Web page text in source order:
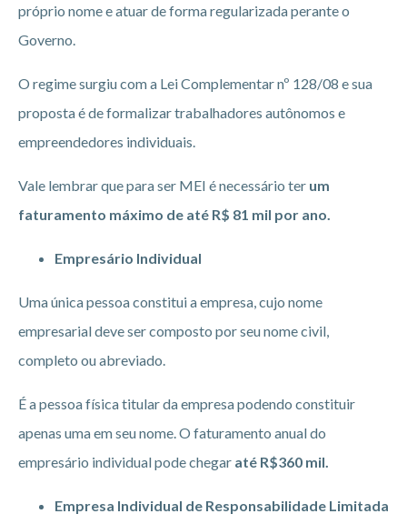
próprio nome e atuar de forma regularizada perante o
Governo.
O regime surgiu com a Lei Complementar nº 128/08 e sua
proposta é de formalizar trabalhadores autônomos e
empreendedores individuais.
Vale lembrar que para ser MEI é necessário ter um
faturamento máximo de até R$ 81 mil por ano.
Empresário Individual
Uma única pessoa constitui a empresa, cujo nome
empresarial deve ser composto por seu nome civil,
completo ou abreviado.
É a pessoa física titular da empresa podendo constituir
apenas uma em seu nome. O faturamento anual do
empresário individual pode chegar até R$360 mil.
Empresa Individual de Responsabilidade Limitada